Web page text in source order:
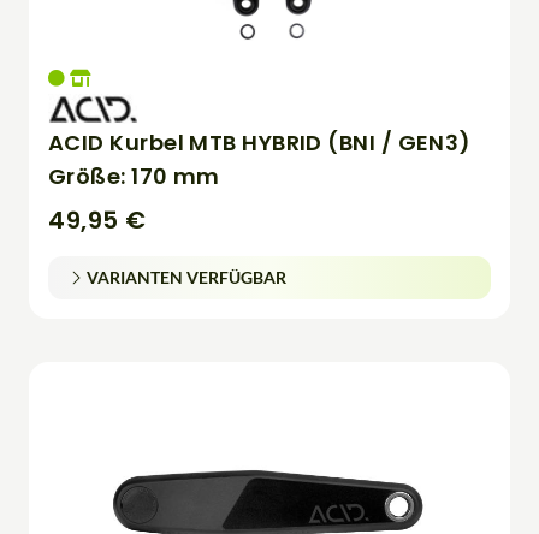
ACID Kurbel MTB HYBRID (BNI / GEN3)
Größe: 170 mm
49,95 €
VARIANTEN VERFÜGBAR